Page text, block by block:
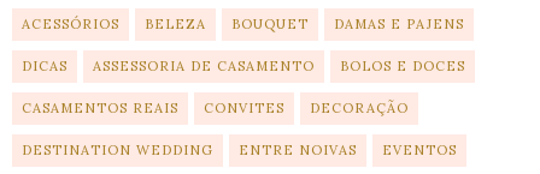
ACESSÓRIOS BELEZA BOUQUET DAMAS E PAJENS
DICAS ASSESSORIA DE CASAMENTO BOLOS E DOCES
CASAMENTOS REAIS CONVITES DECORAÇÃO
DESTINATION WEDDING ENTRE NOIVAS EVENTOS